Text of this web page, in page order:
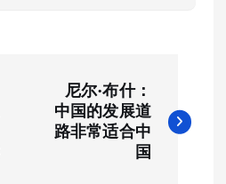
尼尔·布什：
中国的发展道
路非常适合中
国